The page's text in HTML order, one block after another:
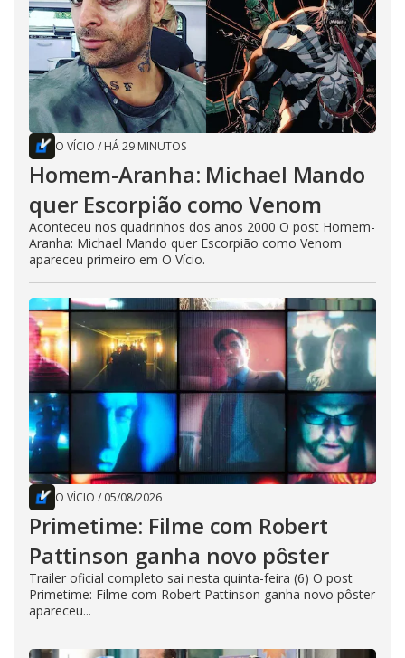
O VÍCIO / HÁ 29 MINUTOS
Homem-Aranha: Michael Mando
quer Escorpião como Venom
Aconteceu nos quadrinhos dos anos 2000 O post Homem-
Aranha: Michael Mando quer Escorpião como Venom
apareceu primeiro em O Vício.
O VÍCIO / 05/08/2026
Primetime: Filme com Robert
Pattinson ganha novo pôster
Trailer oficial completo sai nesta quinta-feira (6) O post
Primetime: Filme com Robert Pattinson ganha novo pôster
apareceu...